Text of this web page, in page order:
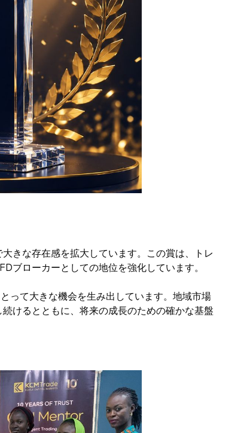
大きな存在感を拡大しています。この賞は、トレ
ブローカーとしての地位を強化しています。
って大きな機会を生み出しています。地域市場
けるとともに、将来の成長のための確かな基盤